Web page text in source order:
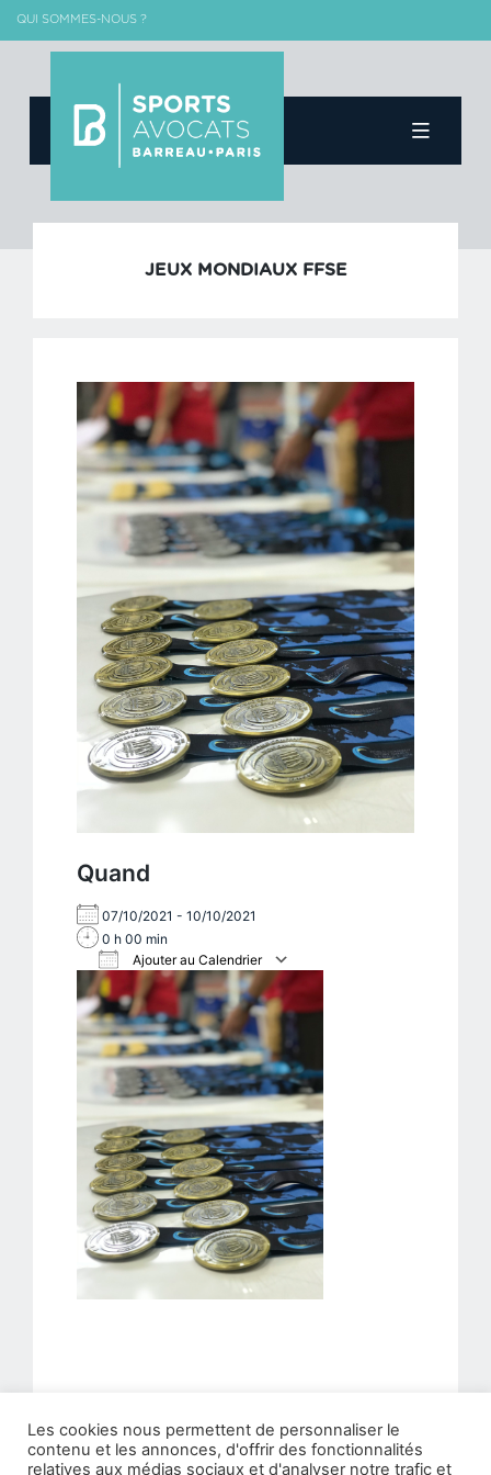
QUI SOMMES-NOUS ?
JEUX MONDIAUX FFSE
Quand
07/10/2021 - 10/10/2021
0 h 00 min
Ajouter au Calendrier
Télécharger ICS
Les cookies nous permettent de personnaliser le
contenu et les annonces, d'offrir des fonctionnalités
relatives aux médias sociaux et d'analyser notre trafic et